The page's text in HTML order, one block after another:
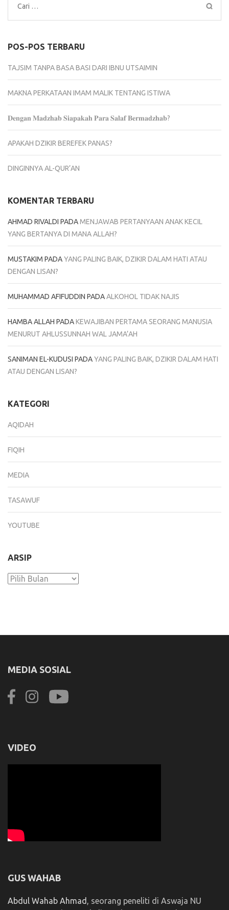
Cari
untuk:
POS-POS TERBARU
TAJSIM TANPA BASA BASI DARI IBNU UTSAIMIN
MAKNA PERKATAAN IMAM MALIK TENTANG ISTIWA
𝐃𝐞𝐧𝐠𝐚𝐧 𝐌𝐚𝐝𝐳𝐡𝐚𝐛 𝐒𝐢𝐚𝐩𝐚𝐤𝐚𝐡 𝐏𝐚𝐫𝐚 𝐒𝐚𝐥𝐚𝐟 𝐁𝐞𝐫𝐦𝐚𝐝𝐳𝐡𝐚𝐛?
APAKAH DZIKIR BEREFEK PANAS?
DINGINNYA AL-QUR’AN
KOMENTAR TERBARU
AHMAD RIVALDI PADAMENJAWAB PERTANYAAN ANAK KECIL
YANG BERTANYA DI MANA ALLAH?
MUSTAKIM PADAYANG PALING BAIK, DZIKIR DALAM HATI ATAU
DENGAN LISAN?
MUHAMMAD AFIFUDDIN PADAALKOHOL TIDAK NAJIS
HAMBA ALLAH PADAKEWAJIBAN PERTAMA SEORANG MANUSIA
MENURUT AHLUSSUNNAH WAL JAMA’AH
SANIMAN EL-KUDUSI PADAYANG PALING BAIK, DZIKIR DALAM HATI
ATAU DENGAN LISAN?
KATEGORI
AQIDAH
FIQIH
MEDIA
TASAWUF
YOUTUBE
ARSIP
Arsip
MEDIA SOSIAL
VIDEO
GUS WAHAB
Abdul Wahab Ahmad , seorang peneliti di Aswaja NU